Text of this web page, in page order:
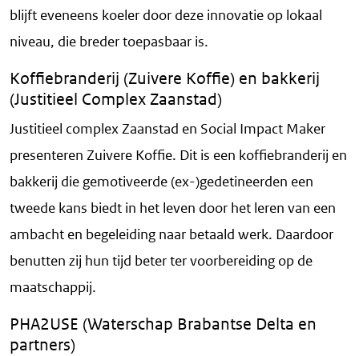
blijft eveneens koeler door deze innovatie op lokaal
niveau, die breder toepasbaar is.
Koffiebranderij (Zuivere Koffie) en bakkerij
(Justitieel Complex Zaanstad)
Justitieel complex Zaanstad en Social Impact Maker
presenteren Zuivere Koffie. Dit is een koffiebranderij en
bakkerij die gemotiveerde (ex-)gedetineerden een
tweede kans biedt in het leven door het leren van een
ambacht en begeleiding naar betaald werk. Daardoor
benutten zij hun tijd beter ter voorbereiding op de
maatschappij.
PHA2USE (Waterschap Brabantse Delta en
partners)